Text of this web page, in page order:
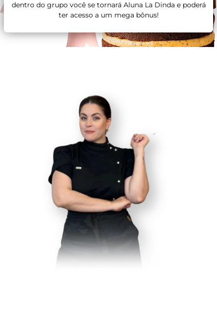
dentro do grupo você se tornará Aluna La Dinda e poderá
ter acesso a um mega bônus!